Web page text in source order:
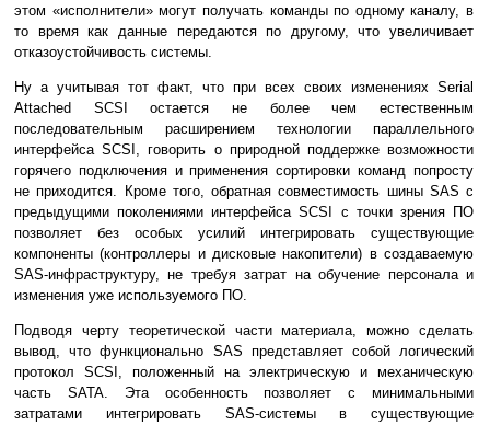
этом «исполнители» могут получать команды по одному каналу, в
то время как данные передаются по другому, что увеличивает
отказоустойчивость системы.
Ну а учитывая тот факт, что при всех своих изменениях Serial
Attached SCSI остается не более чем естественным
последовательным расширением технологии параллельного
интерфейса SCSI, говорить о природной поддержке возможности
горячего подключения и применения сортировки команд попросту
не приходится. Кроме того, обратная совместимость шины SAS с
предыдущими поколениями интерфейса SCSI с точки зрения ПО
позволяет без особых усилий интегрировать существующие
компоненты (контроллеры и дисковые накопители) в создаваемую
SAS-инфраструктуру, не требуя затрат на обучение персонала и
изменения уже используемого ПО.
Подводя черту теоретической части материала, можно сделать
вывод, что функционально SAS представляет собой логический
протокол SCSI, положенный на электрическую и механическую
часть SATA. Эта особенность позволяет с минимальными
затратами интегрировать SAS-системы в существующие